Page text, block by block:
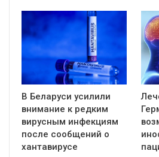
В Беларуси усилили
внимание к редким
вирусным инфекциям
после сообщений о
хантавирусе